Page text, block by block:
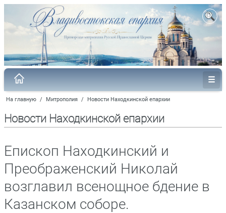
На главную / Митрополия / Новости Находкинской епархии
Новости Находкинской епархии
Епископ Находкинский и
Преображенский Николай
возглавил всенощное бдение в
Казанском соборе.